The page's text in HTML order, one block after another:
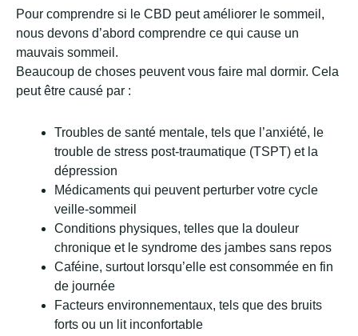
Pour comprendre si le CBD peut améliorer le sommeil,
nous devons d’abord comprendre ce qui cause un
mauvais sommeil.
Beaucoup de choses peuvent vous faire mal dormir. Cela
peut être causé par :
Troubles de santé mentale, tels que l’anxiété, le
trouble de stress post-traumatique (TSPT) et la
dépression
Médicaments qui peuvent perturber votre cycle
veille-sommeil
Conditions physiques, telles que la douleur
chronique et le syndrome des jambes sans repos
Caféine, surtout lorsqu’elle est consommée en fin
de journée
Facteurs environnementaux, tels que des bruits
forts ou un lit inconfortable